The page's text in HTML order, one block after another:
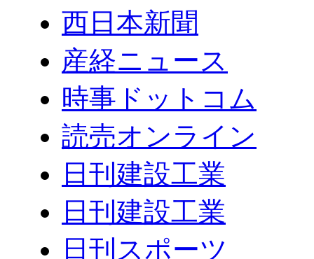
西日本新聞
産経ニュース
時事ドットコム
読売オンライン
日刊建設工業
日刊建設工業
日刊スポーツ